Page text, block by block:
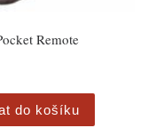
Remote
do košíku